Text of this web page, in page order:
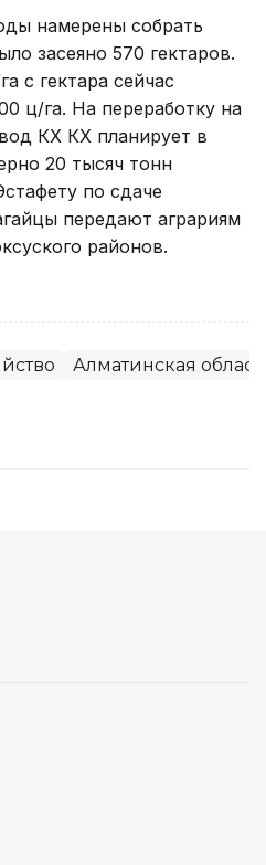
намерены собрать
засеяно 570 гектаров.
с гектара сейчас
ц/га. На переработку на
КХ КХ планирует в
20 тысяч тонн
по сдаче
передают аграриям
районов.
Алматинская